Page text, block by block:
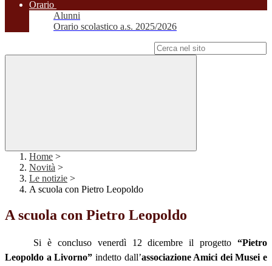
Orario
Alunni
Orario scolastico a.s. 2025/2026
Home >
Novità >
Le notizie >
A scuola con Pietro Leopoldo
A scuola con Pietro Leopoldo
Si è concluso venerdì 12 dicembre il progetto “Pietro
Leopoldo a Livorno” indetto dall’associazione Amici dei Musei e